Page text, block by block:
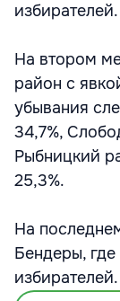
избирателей.
На втором
район с
убывания
34,7%,
Рыбницкий
25,3%.
На
Бендеры, где
избирателей.